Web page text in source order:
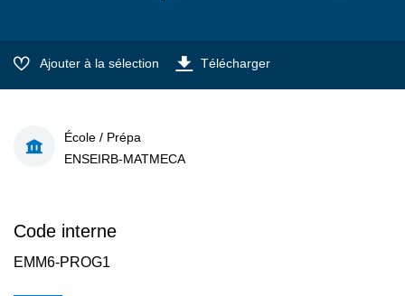
Ajouter à la sélection Télécharger
École / Prépa
ENSEIRB-MATMECA
Code interne
EMM6-PROG1